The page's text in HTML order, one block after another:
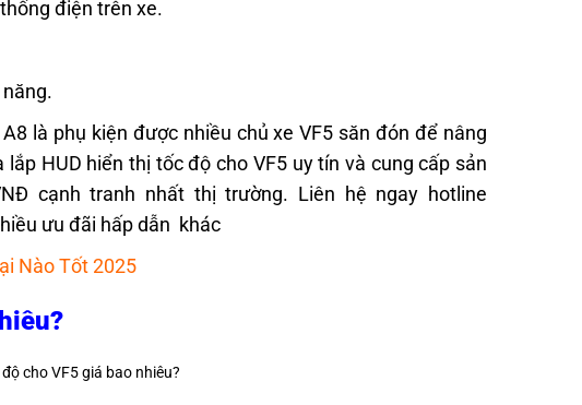
điện trên xe.
là phụ kiện được nhiều chủ xe VF5 săn đón để nâng
HUD hiển thị tốc độ cho VF5 uy tín và cung cấp sản
cạnh tranh nhất thị trường. Liên hệ ngay hotline
ưu đãi hấp dẫn khác
Nào Tốt 2025